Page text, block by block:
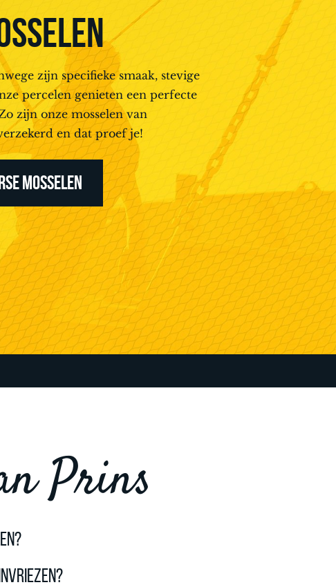
zijn specifieke smaak, stevige
percelen genieten een perfecte
zijn onze mosselen van
en dat proef je!
MOSSELEN
Prins